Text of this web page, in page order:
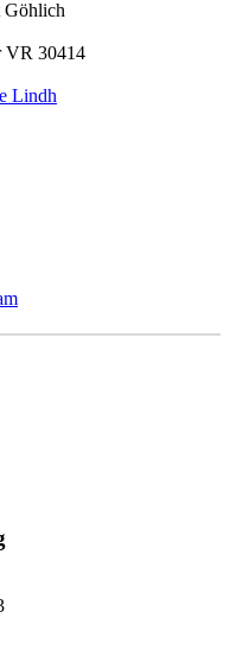
Göhlich
VR 30414
Lindh